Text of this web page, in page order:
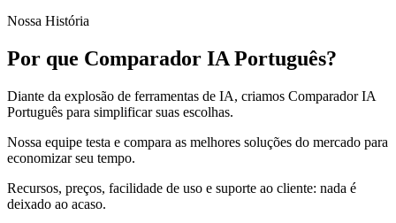
Nossa História
Por que Comparador IA Português?
Diante da explosão de ferramentas de IA, criamos Comparador IA
Português para simplificar suas escolhas.
Nossa equipe testa e compara as melhores soluções do mercado para
economizar seu tempo.
Recursos, preços, facilidade de uso e suporte ao cliente: nada é
deixado ao acaso.